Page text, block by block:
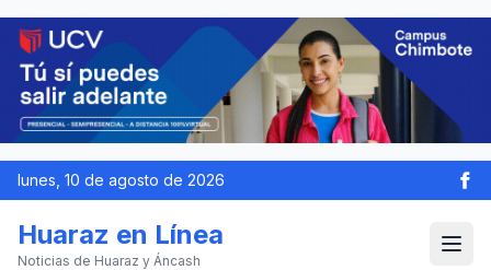
lunes, 10 de agosto de 2026
Huaraz en Línea
Noticias de Huaraz y Áncash